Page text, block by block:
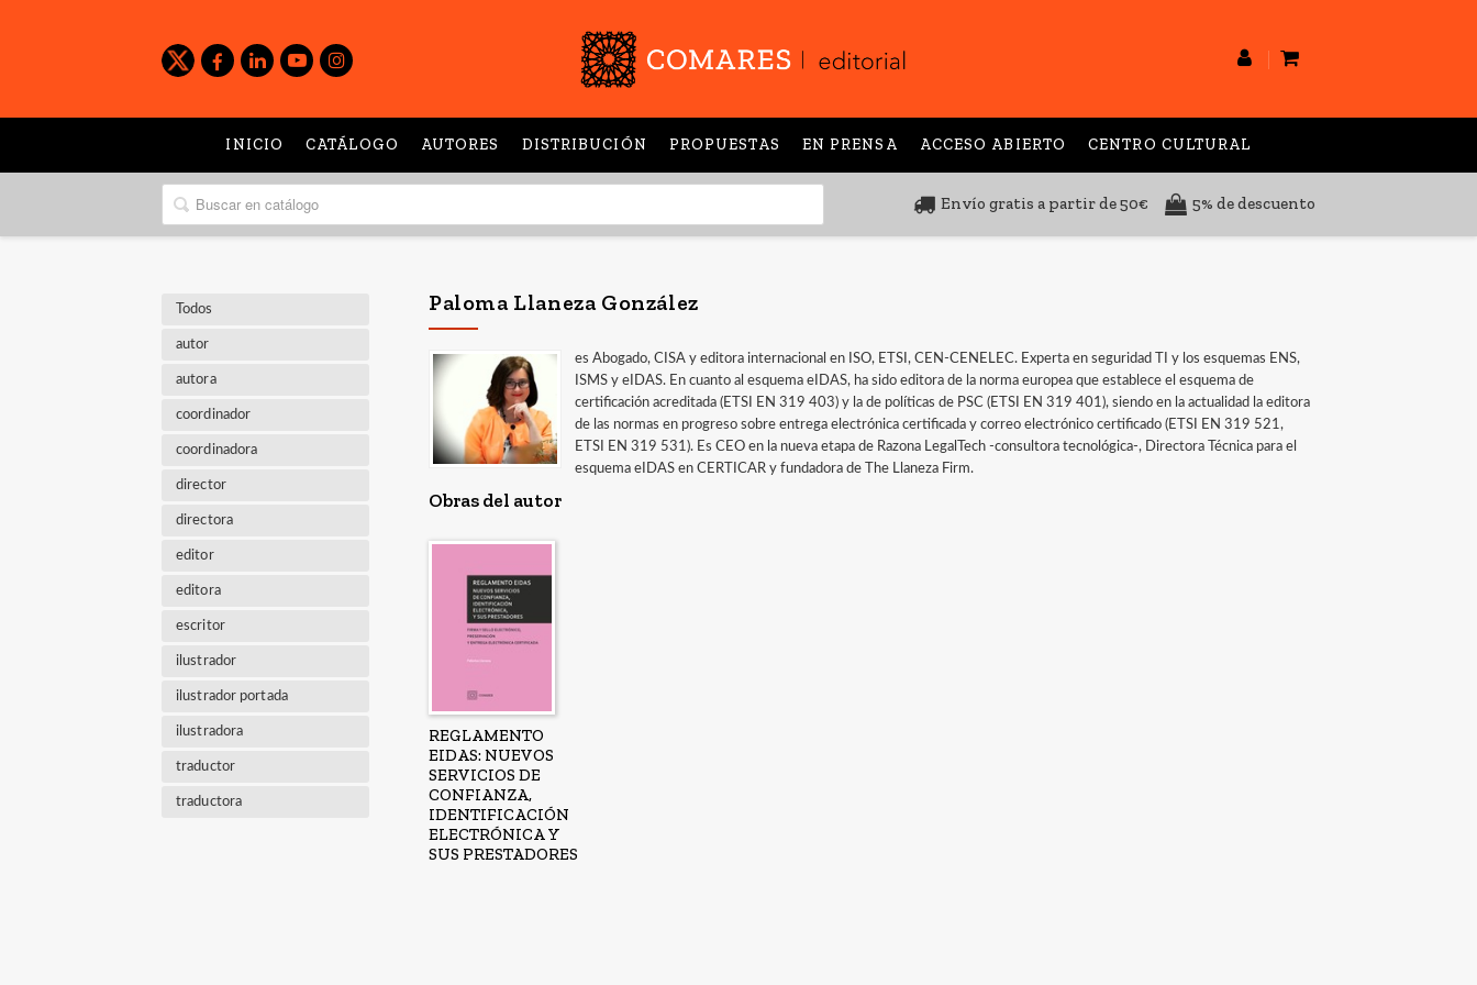
INICIO CATÁLOGO AUTORES DISTRIBUCIÓN PROPUESTAS EN PRENSA ACCESO ABIERTO CENTRO CULTURAL
Envío gratis a partir de 50€ 5% de descuento
Todos
autor
autora
coordinador
coordinadora
director
directora
editor
editora
escritor
ilustrador
ilustrador portada
ilustradora
traductor
traductora
Paloma Llaneza González
es Abogado, CISA y editora internacional en ISO, ETSI, CEN-CENELEC. Experta en seguridad TI y los esquemas ENS,
ISMS y eIDAS. En cuanto al esquema eIDAS, ha sido editora de la norma europea que establece el esquema de
certificación acreditada (ETSI EN 319 403) y la de políticas de PSC (ETSI EN 319 401), siendo en la actualidad la editora
de las normas en progreso sobre entrega electrónica certificada y correo electrónico certificado (ETSI EN 319 521,
ETSI EN 319 531). Es CEO en la nueva etapa de Razona LegalTech -consultora tecnológica-, Directora Técnica para el
esquema eIDAS en CERTICAR y fundadora de The Llaneza Firm.
Obras del autor
REGLAMENTO
EIDAS: NUEVOS
SERVICIOS DE
CONFIANZA,
IDENTIFICACIÓN
ELECTRÓNICA Y
SUS PRESTADORES